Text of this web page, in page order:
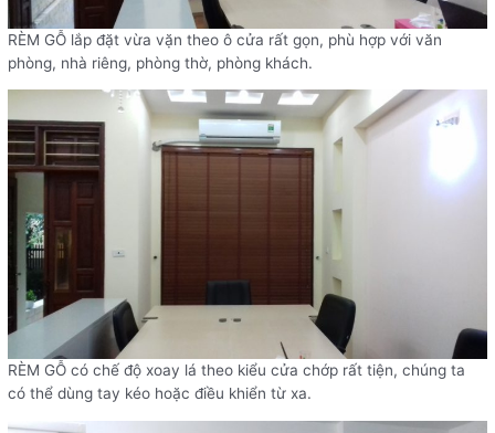
RÈM GỖ lắp đặt vừa vặn theo ô cửa rất gọn, phù hợp với văn
phòng, nhà riêng, phòng thờ, phòng khách.
RÈM GỖ có chế độ xoay lá theo kiểu cửa chớp rất tiện, chúng ta
có thể dùng tay kéo hoặc điều khiển từ xa.